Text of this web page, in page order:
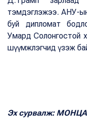
тэмдэглэжээ. АНУ-
буй дипломат
Умард Солонгостой
шүүмжлэгчид үзэж
Эх сурвалж: